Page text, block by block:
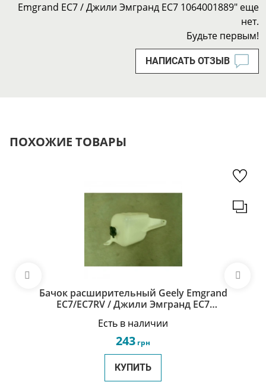
Emgrand EC7 / Джили Эмгранд ЕС7 1064001889" еще
нет.
Будьте первым!
НАПИСАТЬ ОТЗЫВ
ПОХОЖИЕ ТОВАРЫ
Бачок расширительный Geely Emgrand
EC7/EC7RV / Джили Эмгранд ЕС7
Есть в наличии
243 грн
КУПИТЬ